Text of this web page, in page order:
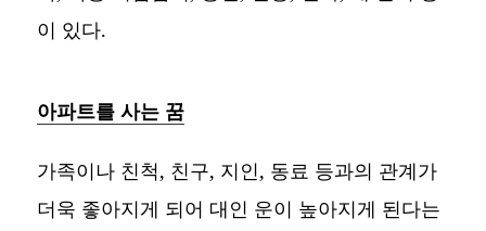
이 있다.
아파트를 사는 꿈
가족이나 친척, 친구, 지인, 동료 등과의 관계가
더욱 좋아지게 되어 대인 운이 높아지게 된다는